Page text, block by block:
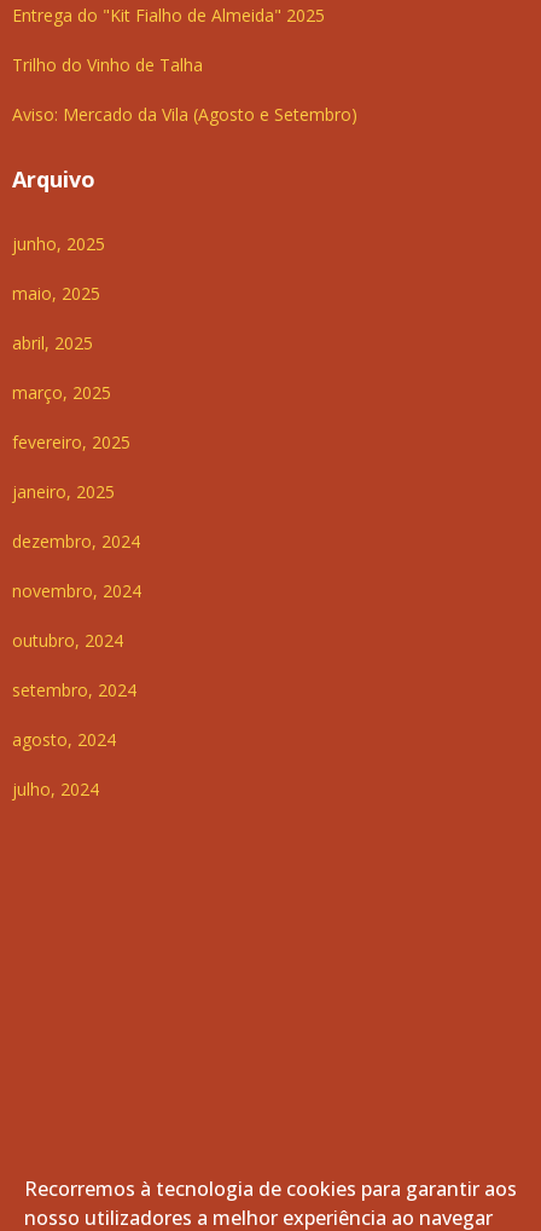
Entrega do "Kit Fialho de Almeida" 2025
Trilho do Vinho de Talha
Aviso: Mercado da Vila (Agosto e Setembro)
Arquivo
junho, 2025
maio, 2025
abril, 2025
março, 2025
fevereiro, 2025
janeiro, 2025
dezembro, 2024
novembro, 2024
outubro, 2024
setembro, 2024
agosto, 2024
julho, 2024
Recorremos à tecnologia de cookies para garantir aos
nosso utilizadores a melhor experiência ao navegar